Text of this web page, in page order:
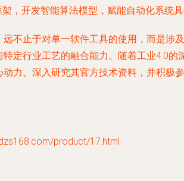
，开发智能算法模型，赋能自动化系统
不止于对单一软件工具的使用，而是
定行业工艺的融合能力。随着工业4.0
力。深入研究其官方技术资料，并积
product/17.html